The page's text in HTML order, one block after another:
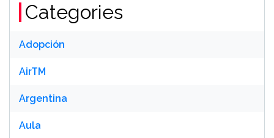
Categories
Adopción
AirTM
Argentina
Aula